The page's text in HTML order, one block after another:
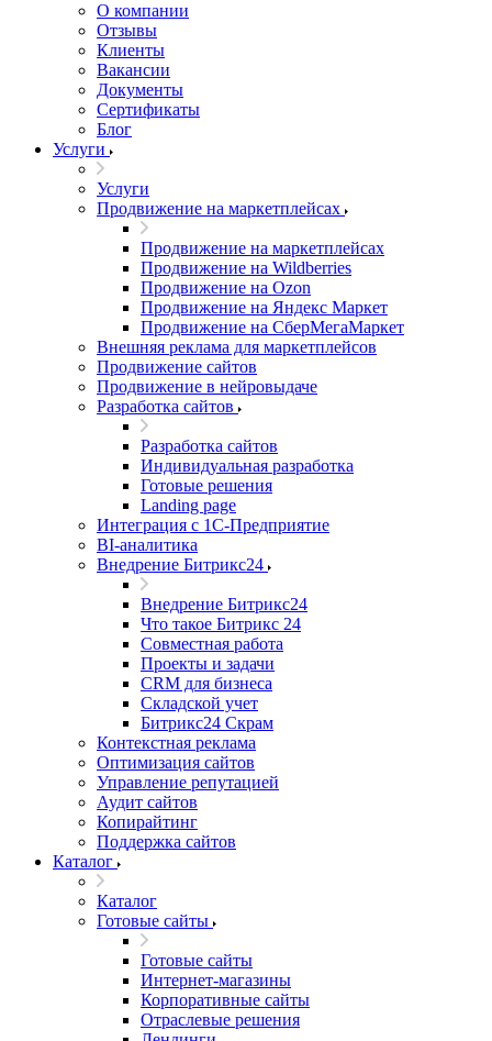
О компании
Отзывы
Клиенты
Вакансии
Документы
Сертификаты
Блог
Услуги
Услуги
Продвижение на маркетплейсах
Продвижение на маркетплейсах
Продвижение на Wildberries
Продвижение на Ozon
Продвижение на Яндекс Маркет
Продвижение на СберМегаМаркет
Внешняя реклама для маркетплейсов
Продвижение сайтов
Продвижение в нейровыдаче
Разработка сайтов
Разработка сайтов
Индивидуальная разработка
Готовые решения
Landing page
Интеграция с 1С-Предприятие
BI-аналитика
Внедрение Битрикс24
Внедрение Битрикс24
Что такое Битрикс 24
Совместная работа
Проекты и задачи
СRМ для бизнеса
Складской учет
Битрикс24 Скрам
Контекстная реклама
Оптимизация сайтов
Управление репутацией
Аудит сайтов
Копирайтинг
Поддержка сайтов
Каталог
Каталог
Готовые сайты
Готовые сайты
Интернет-магазины
Корпоративные сайты
Отраслевые решения